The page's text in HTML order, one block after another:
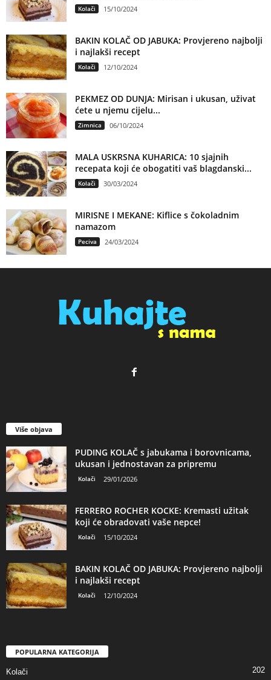
Kolači 15/10/2024
BAKIN KOLAČ OD JABUKA: Provjereno najbolji
i najlakši recept
Kolači 12/10/2024
PEKMEZ OD DUNJA: Mirisan i ukusan, uživat
ćete u njemu cijelu...
Zimnica 06/10/2024
MALA USKRSNA KUHARICA: 10 sjajnih
recepata koji će obogatiti vaš blagdanski...
Kolači 30/03/2024
MIRISNE I MEKANE: Kiflice s čokoladnim
namazom
Peciva 24/03/2024
Više objava
PUDING KOLAČ s jabukama i borovnicama,
ukusan i jednostavan za pripremu
Kolači 29/01/2026
FERRERO ROCHER KOCKE: Kremasti užitak
koji će obradovati vaše nepce!
Kolači 15/10/2024
BAKIN KOLAČ OD JABUKA: Provjereno najbolji
i najlakši recept
Kolači 12/10/2024
POPULARNA KATEGORIJA
Kolači 202